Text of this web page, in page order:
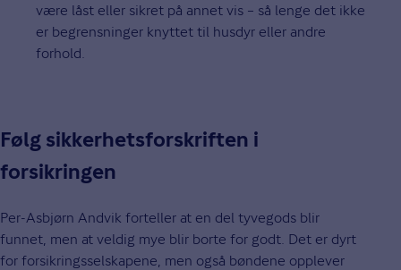
være låst eller sikret på annet vis – så lenge det ikke
er begrensninger knyttet til husdyr eller andre
forhold.
Følg sikkerhetsforskriften i
forsikringen
Per-Asbjørn Andvik forteller at en del tyvegods blir
funnet, men at veldig mye blir borte for godt. Det er dyrt
for forsikringsselskapene, men også bøndene opplever